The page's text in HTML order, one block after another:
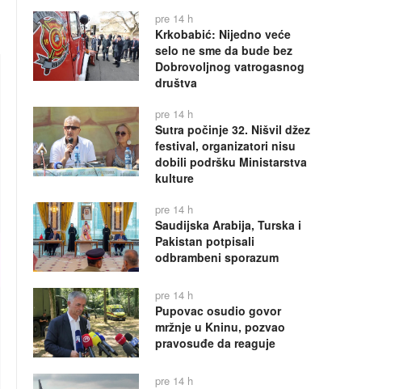
pre 14 h
Krkobabić: Nijedno veće
selo ne sme da bude bez
Dobrovoljnog vatrogasnog
društva
pre 14 h
Sutra počinje 32. Nišvil džez
festival, organizatori nisu
dobili podršku Ministarstva
kulture
pre 14 h
Saudijska Arabija, Turska i
Pakistan potpisali
odbrambeni sporazum
pre 14 h
Pupovac osudio govor
mržnje u Kninu, pozvao
pravosuđe da reaguje
pre 14 h